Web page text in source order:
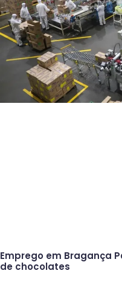
Emprego em Bragança
de chocolates